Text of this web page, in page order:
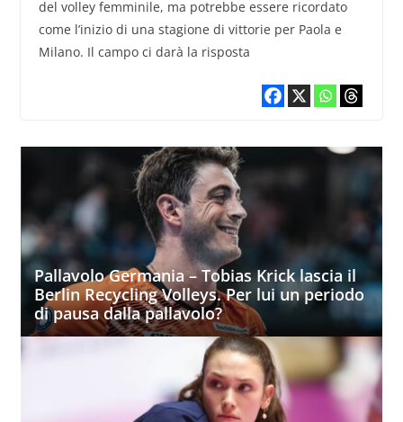
del volley femminile, ma potrebbe essere ricordato
come l’inizio di una stagione di vittorie per Paola e
Milano. Il campo ci darà la risposta
Pallavolo Germania – Tobias Krick lascia il
Berlin Recycling Volleys. Per lui un periodo
di pausa dalla pallavolo?